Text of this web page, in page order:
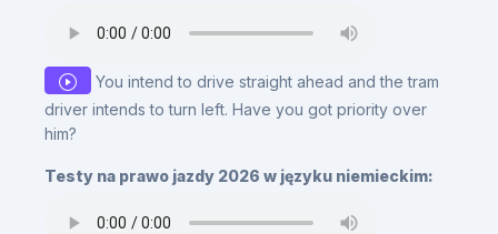
You intend to drive straight ahead and the tram
driver intends to turn left. Have you got priority over
him?
Testy na prawo jazdy 2026 w języku niemieckim: